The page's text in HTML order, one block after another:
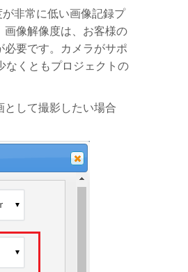
非常に低い画像記録プ
画像解像度は、お客様の
要です。カメラがサポ
なくともプロジェクトの
として撮影したい場合